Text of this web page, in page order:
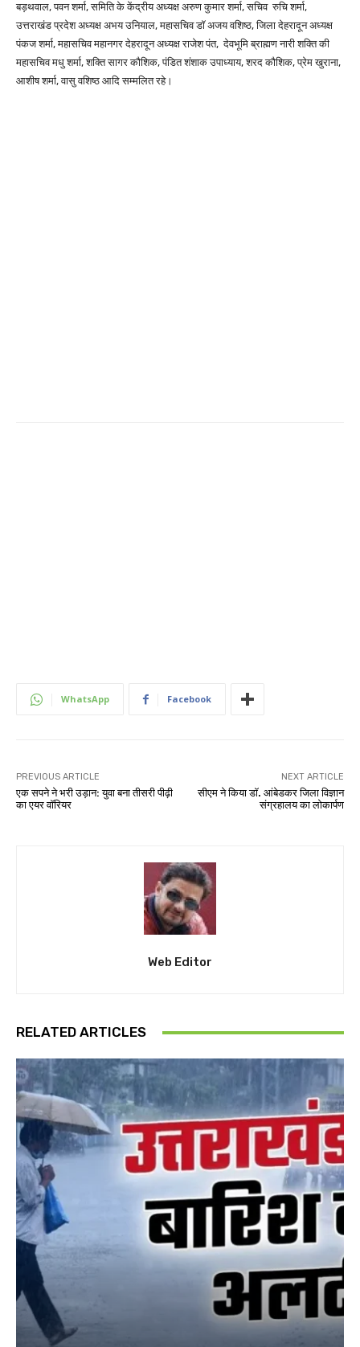
बड़थवाल, पवन शर्मा, समिति के केंद्रीय अध्यक्ष अरुण कुमार शर्मा, सचिव रुचि शर्मा,
उत्तराखंड प्रदेश अध्यक्ष अभय उनियाल, महासचिव डॉ अजय वशिष्ठ, जिला देहरादून अध्यक्ष
पंकज शर्मा, महासचिव महानगर देहरादून अध्यक्ष राजेश पंत, देवभूमि ब्राह्मण नारी शक्ति की
महासचिव मधु शर्मा, शक्ति सागर कौशिक, पंडित शंशाक उपाध्याय, शरद कौशिक, प्रेम खुराना,
आशीष शर्मा, वासु वशिष्ठ आदि सम्मलित रहे।
WhatsApp Facebook
PREVIOUS ARTICLE
एक सपने ने भरी उड़ान: युवा बना तीसरी पीढ़ी
का एयर वॉरियर
NEXT ARTICLE
सीएम ने किया डॉ. आंबेडकर जिला विज्ञान
संग्रहालय का लोकार्पण
Web Editor
RELATED ARTICLES